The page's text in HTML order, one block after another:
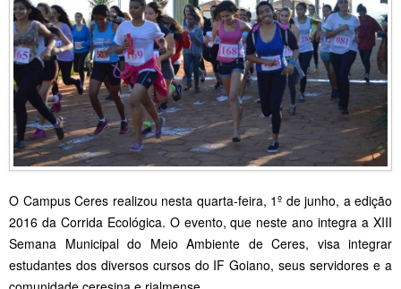
O Campus Ceres realizou nesta quarta-feira, 1º de junho, a edição
2016 da Corrida Ecológica. O evento, que neste ano integra a XIII
Semana Municipal do Meio Ambiente de Ceres, visa integrar
estudantes dos diversos cursos do IF Goiano, seus servidores e a